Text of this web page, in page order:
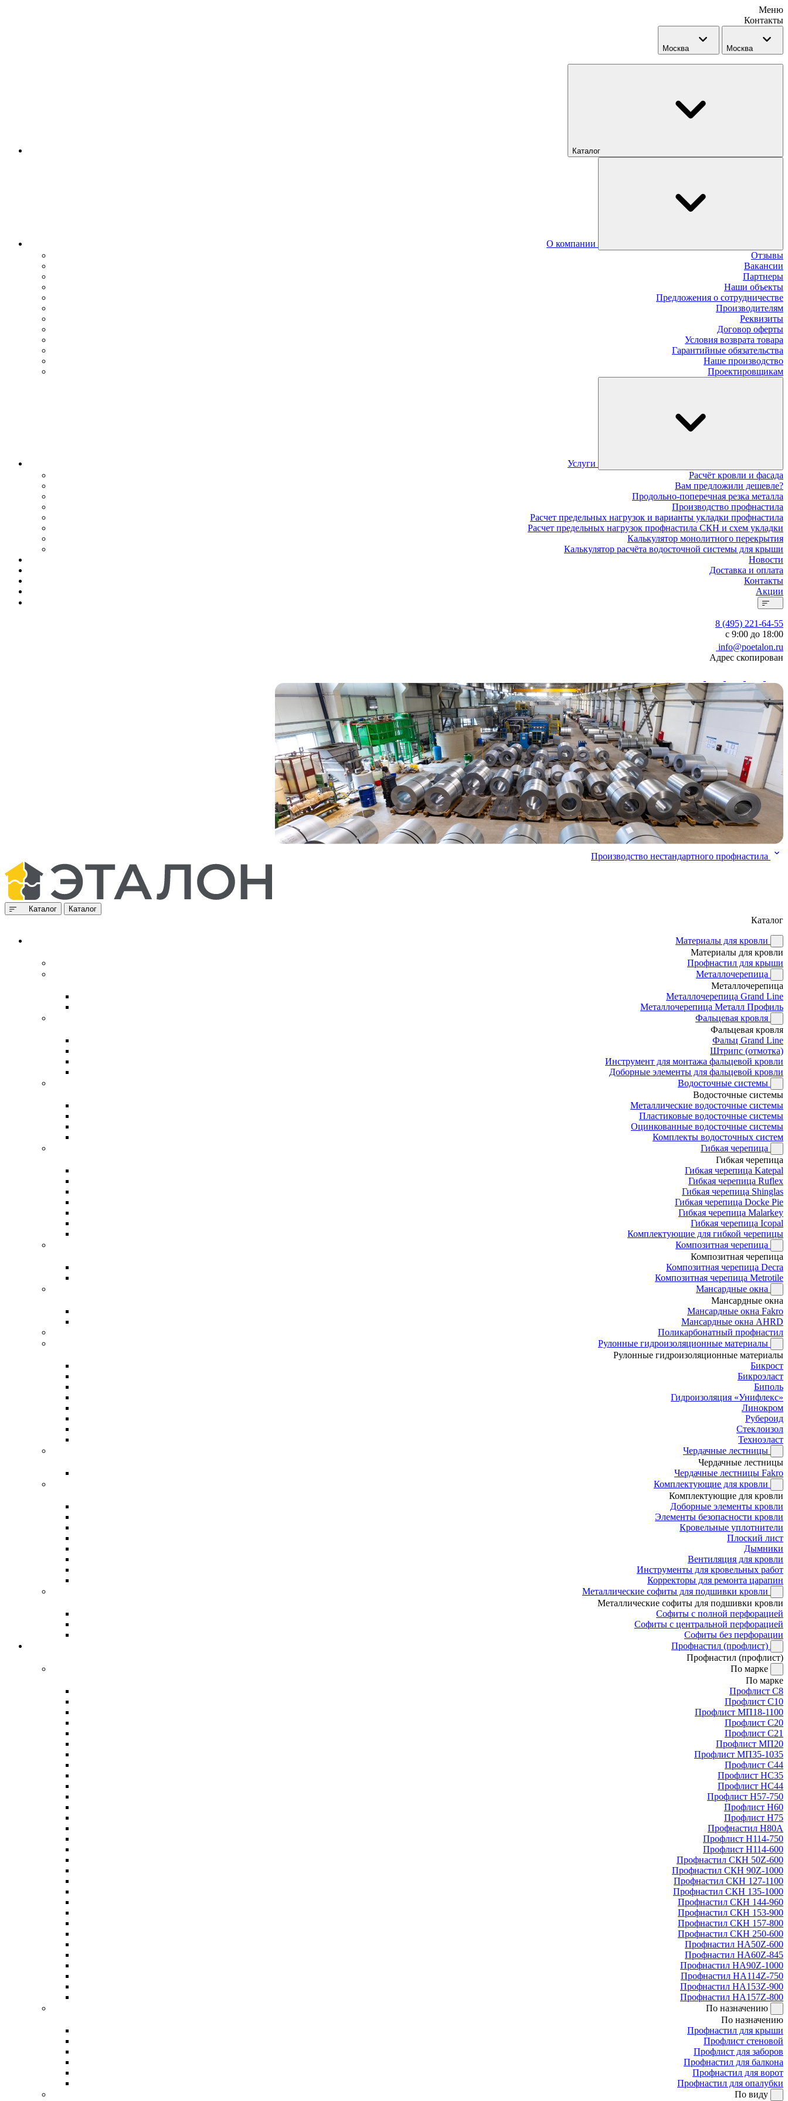
Меню
Контакты
Москва Москва
Каталог
О компании
Отзывы
Вакансии
Партнеры
Наши объекты
Предложения о сотрудничестве
Производителям
Реквизиты
Договор оферты
Условия возврата товара
Гарантийные обязательства
Наше производство
Проектировщикам
Услуги
Расчёт кровли и фасада
Вам предложили дешевле?
Продольно-поперечная резка металла
Производство профнастила
Расчет предельных нагрузок и варианты укладки профнастила
Расчет предельных нагрузок профнастила СКН и схем укладки
Калькулятор монолитного перекрытия
Калькулятор расчёта водосточной системы для крыши
Новости
Доставка и оплата
Контакты
Акции
8 (495) 221-64-55
с 9:00 до 18:00
info@poetalon.ru
Адрес скопирован
Производство нестандартного профнастила
Каталог Каталог
Каталог
Материалы для кровли
Материалы для кровли
Профнастил для крыши
Металлочерепица
Металлочерепица
Металлочерепица Grand Line
Металлочерепица Металл Профиль
Фальцевая кровля
Фальцевая кровля
Фальц Grand Line
Штрипс (отмотка)
Инструмент для монтажа фальцевой кровли
Доборные элементы для фальцевой кровли
Водосточные системы
Водосточные системы
Металлические водосточные системы
Пластиковые водосточные системы
Оцинкованные водосточные системы
Комплекты водосточных систем
Гибкая черепица
Гибкая черепица
Гибкая черепица Katepal
Гибкая черепица Ruflex
Гибкая черепица Shinglas
Гибкая черепица Docke Pie
Гибкая черепица Malarkey
Гибкая черепица Icopal
Комплектующие для гибкой черепицы
Композитная черепица
Композитная черепица
Композитная черепица Decra
Композитная черепица Metrotile
Мансардные окна
Мансардные окна
Мансардные окна Fakro
Мансардные окна AHRD
Поликарбонатный профнастил
Рулонные гидроизоляционные материалы
Рулонные гидроизоляционные материалы
Бикрост
Бикроэласт
Биполь
Гидроизоляция «Унифлекс»
Линокром
Рубероид
Стеклоизол
Техноэласт
Чердачные лестницы
Чердачные лестницы
Чердачные лестницы Fakro
Комплектующие для кровли
Комплектующие для кровли
Доборные элементы кровли
Элементы безопасности кровли
Кровельные уплотнители
Плоский лист
Дымники
Вентиляция для кровли
Инструменты для кровельных работ
Корректоры для ремонта царапин
Металлические софиты для подшивки кровли
Металлические софиты для подшивки кровли
Софиты с полной перфорацией
Софиты с центральной перфорацией
Софиты без перфорации
Профнастил (профлист)
Профнастил (профлист)
По марке
По марке
Профлист С8
Профлист С10
Профлист МП18-1100
Профлист С20
Профлист С21
Профлист МП20
Профлист МП35-1035
Профлист С44
Профлист НС35
Профлист НС44
Профлист Н57-750
Профлист Н60
Профлист Н75
Профнастил Н80А
Профлист Н114-750
Профлист Н114-600
Профнастил СКН 50Z-600
Профнастил СКН 90Z-1000
Профнастил СКН 127-1100
Профнастил СКН 135-1000
Профнастил СКН 144-960
Профнастил СКН 153-900
Профнастил СКН 157-800
Профнастил СКН 250-600
Профнастил НА50Z-600
Профнастил НА60Z-845
Профнастил НА90Z-1000
Профнастил НА114Z-750
Профнастил НА153Z-900
Профнастил НА157Z-800
По назначению
По назначению
Профнастил для крыши
Профлист стеновой
Профлист для заборов
Профнастил для балкона
Профнастил для ворот
Профнастил для опалубки
По виду